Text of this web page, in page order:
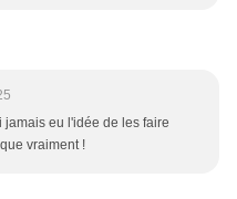
eu l'idée de les faire
vraiment !